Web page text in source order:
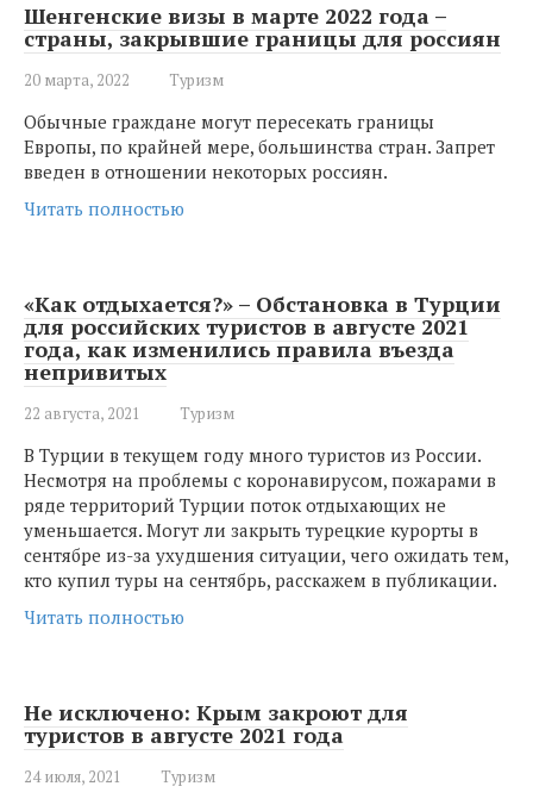
Шенгенские визы в марте 2022 года –
страны, закрывшие границы для россиян
20 марта, 2022 Туризм
Обычные граждане могут пересекать границы
Европы, по крайней мере, большинства стран. Запрет
введен в отношении некоторых россиян.
Читать полностью
«Как отдыхается?» – Обстановка в Турции
для российских туристов в августе 2021
года, как изменились правила въезда
непривитых
22 августа, 2021 Туризм
В Турции в текущем году много туристов из России.
Несмотря на проблемы с коронавирусом, пожарами в
ряде территорий Турции поток отдыхающих не
уменьшается. Могут ли закрыть турецкие курорты в
сентябре из-за ухудшения ситуации, чего ожидать тем,
кто купил туры на сентябрь, расскажем в публикации.
Читать полностью
Не исключено: Крым закроют для
туристов в августе 2021 года
24 июля, 2021 Туризм